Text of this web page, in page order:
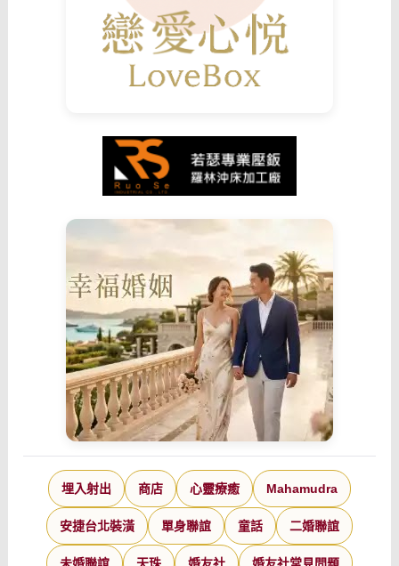
埋入射出 商店 心靈療癒 Mahamudra
安捷台北裝潢 單身聯誼 童話 二婚聯誼